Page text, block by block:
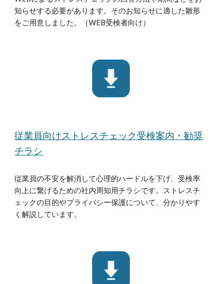
知らせする必要があります。そのお知らせに適した雛形
をご用意しました。（WEB受検者向け）
従業員向けストレスチェック受検案内・勧奨
チラシ
従業員の不安を解消して心理的ハードルを下げ、受検率
向上に繋げるための社内周知用チラシです。ストレスチ
ェックの目的やプライバシー保護について、分かりやす
く解説しています。